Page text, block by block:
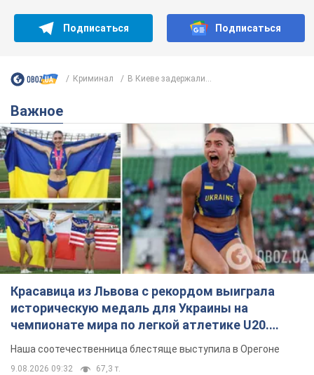
Подписаться Подписаться
Криминал В Киеве задержали...
Важное
Красавица из Львова с рекордом выиграла
историческую медаль для Украины на
чемпионате мира по легкой атлетике U20.
Видео
Наша соотечественница блестяще выступила в Орегоне
9.08.2026 09:32 67,3 т.